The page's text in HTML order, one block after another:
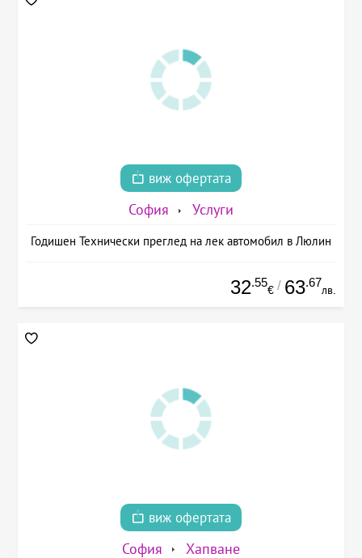
виж офертата
София Услуги
Годишен Технически преглед на лек автомобил в Люлин
32.55
€ / 63.67
лв.
виж офертата
София Хапване